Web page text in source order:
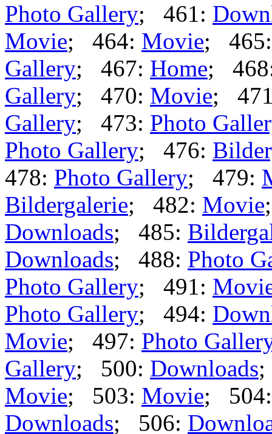
Photo Gallery; 461:
Movie; 464: Movie;
Gallery; 467: Home;
Gallery; 470: Movie;
Gallery; 473: Photo
Photo Gallery; 476:
478: Photo Gallery; 479:
Bildergalerie; 482: Movie
Downloads; 485:
Downloads; 488: Photo
Photo Gallery; 491:
Photo Gallery; 494:
Movie; 497: Photo
Gallery; 500: Downloads
Movie; 503: Movie;
Downloads; 506: